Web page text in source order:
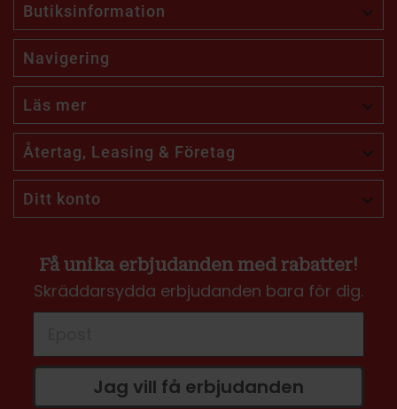
Butiksinformation 
Navigering
Läs mer 
Återtag, Leasing & Företag 
Ditt konto 
Få unika erbjudanden med rabatter!
Skräddarsydda erbjudanden bara för dig.
Jag vill få erbjudanden